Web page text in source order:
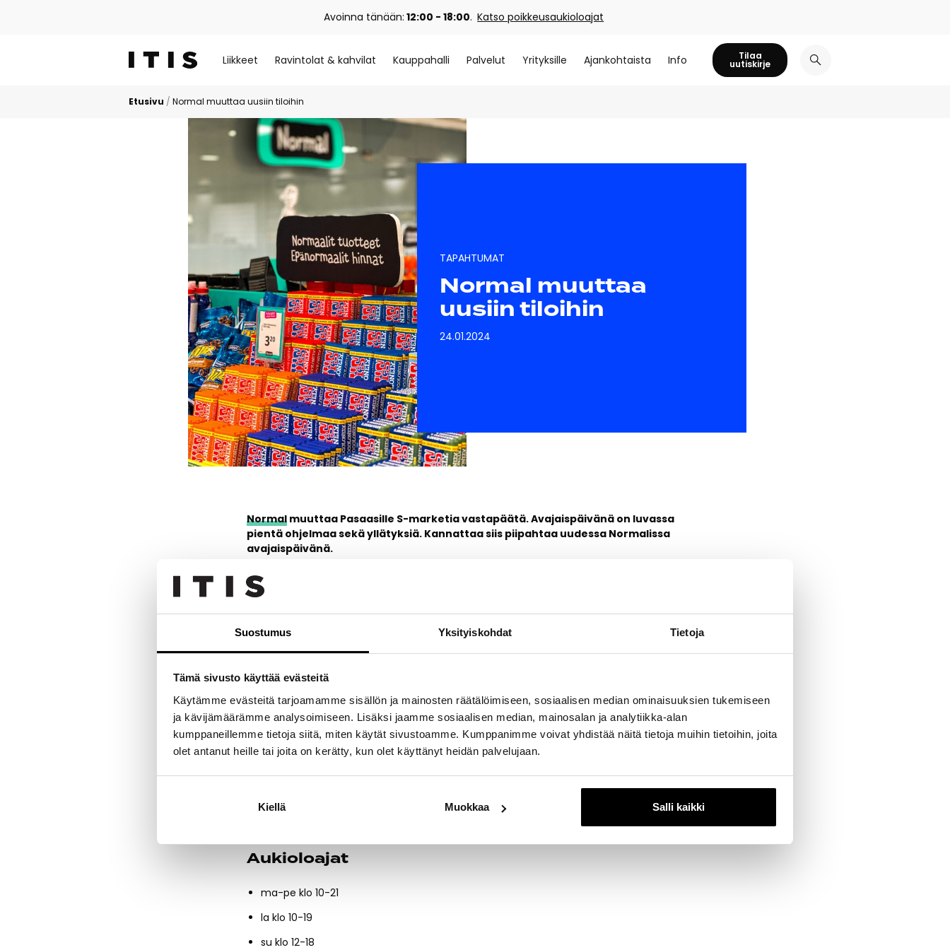
Suostumus Yksityiskohdat Tietoja
Tämä sivusto käyttää evästeitä
Käytämme evästeitä tarjoamamme sisällön ja mainosten räätälöimiseen, sosiaalisen median ominaisuuksien tukemiseen
ja kävijämäärämme analysoimiseen. Lisäksi jaamme sosiaalisen median, mainosalan ja analytiikka-alan
kumppaneillemme tietoja siitä, miten käytät sivustoamme. Kumppanimme voivat yhdistää näitä tietoja muihin tietoihin, joita
olet antanut heille tai joita on kerätty, kun olet käyttänyt heidän palvelujaan.
Kiellä Muokkaa Salli kaikki
Avoinna tänään: 12:00 - 18:00. Katso poikkeusaukioloajat
Liikkeet Ravintolat & kahvilat Kauppahalli Palvelut Yrityksille Ajankohtaista Info Tilaa
uutiskirje
Etusivu / Normal muuttaa uusiin tiloihin
Normal muuttaa
uusiin tiloihin
TAPAHTUMAT
24.01.2024
Normal muuttaa Pasaasille S-marketia vastapäätä. Avajaispäivänä on luvassa
pientä ohjelmaa sekä yllätyksiä. Kannattaa siis piipahtaa uudessa Normalissa
avajaispäivänä.
Normal avaa uuden, suuremman myymälän keskiviikkona 24.1.! Avajaisissa pääsee muun
muassa pyörittämään onnenpyörää ja osallistumaan paletti-kisaan. Tsekkaa alta lisätiedot
Avajaisohjelma
näkyvän tuotteen myymälästä. Lisäksi on mahdollisuus voittaa lahjakortti myymälään!
Paletti-kisa – Arvaa lavalla sijaitsevien tuotteiden yhteenlaskettu arvo, ja voita
lavallinen NORMAL-tuotteita! Voittaja on se, joka arvaa lähimmäksi oikeaa arvoa. Voittaja
voittaa lavallisen kaikki tuotteet!
Lisäksi avajaisissa on jaossa ylläripusseja ja Normal ilmapalloja asiakkaille. Tervetuloa
avajaisiin!
Aukioloajat
ma-pe klo 10-21
la klo 10-19
su klo 12-18